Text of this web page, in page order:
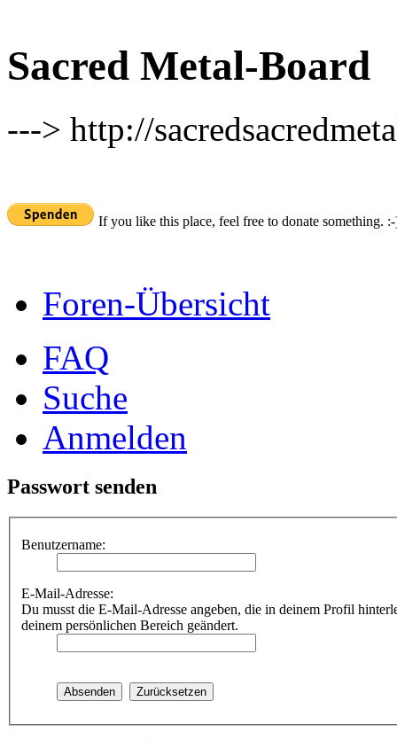
Sacred Metal-Board
---> http://
If you like this place, feel free to donate something.
Foren-Übersicht
FAQ
Suche
Anmelden
Passwort senden
Benutzername:
E-Mail-Adresse:
Du musst die E-Mail-Adresse angeben, die in deinem Profil
deinem persönlichen Bereich geändert.